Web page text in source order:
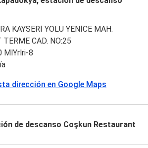
KAYSERİ YOLU YENİCE MAH.
TERME CAD. NO:25
MlYrlri-8
dirección en Google Maps
de descanso Coşkun Restaurant